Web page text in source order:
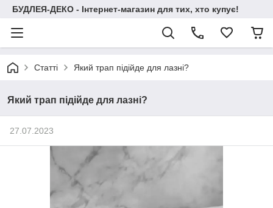
БУДЛЕЯ-ДЕКО - Інтернет-магазин для тих, хто купує!
Статті Який трап підійде для лазні?
Який трап підійде для лазні?
27.07.2023